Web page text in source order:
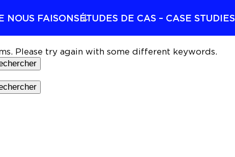
NOUS FAISONSÉTUDES DE CAS – CASE STUDIES
Please try again with some different keywords.